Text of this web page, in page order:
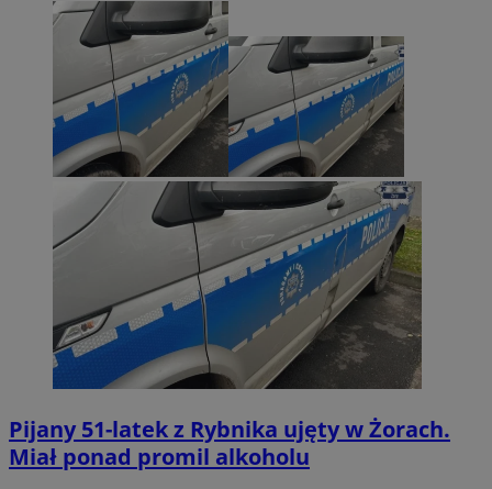
Pijany 51-latek z Rybnika ujęty w Żorach.
Miał ponad promil alkoholu